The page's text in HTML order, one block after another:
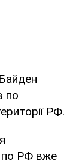
по
РФ.
по РФ вже